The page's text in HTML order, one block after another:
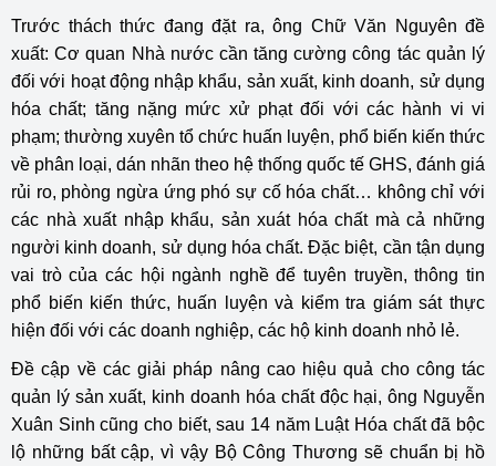
Trước thách thức đang đặt ra, ông Chữ Văn Nguyên đề
xuất: Cơ quan Nhà nước cần tăng cường công tác quản lý
đối với hoạt động nhập khẩu, sản xuất, kinh doanh, sử dụng
hóa chất; tăng nặng mức xử phạt đối với các hành vi vi
phạm; thường xuyên tổ chức huấn luyện, phổ biến kiến thức
về phân loại, dán nhãn theo hệ thống quốc tế GHS, đánh giá
rủi ro, phòng ngừa ứng phó sự cố hóa chất… không chỉ với
các nhà xuất nhập khẩu, sản xuát hóa chất mà cả những
người kinh doanh, sử dụng hóa chất. Đặc biệt, cần tận dụng
vai trò của các hội ngành nghề để tuyên truyền, thông tin
phổ biến kiến thức, huấn luyện và kiểm tra giám sát thực
hiện đối với các doanh nghiệp, các hộ kinh doanh nhỏ lẻ.
Đề cập về các giải pháp nâng cao hiệu quả cho công tác
quản lý sản xuất, kinh doanh hóa chất độc hại, ông Nguyễn
Xuân Sinh cũng cho biết, sau 14 năm Luật Hóa chất đã bộc
lộ những bất cập, vì vậy Bộ Công Thương sẽ chuẩn bị hồ